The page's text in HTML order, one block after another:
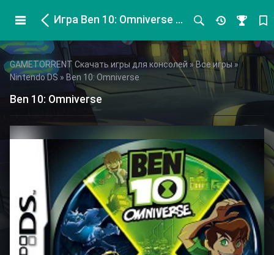
Игра Ben 10: Omniverse для Nintendo DS
GAMETORRENT Скачать игры для консолей »Все игры »
Nintendo DS » Ben 10: Omniverse
Ben 10: Omniverse